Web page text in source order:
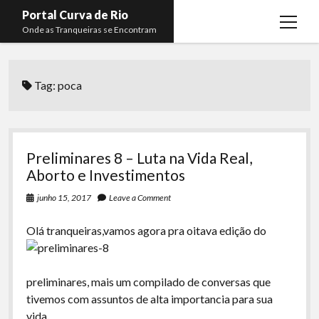
Portal Curva de Rio
Onde as Tranqueiras se Encontram
open
Curva de Rio
Komos
La Siesta Podcast
Rachão na Beira do RIo
Papo Tranqueira
Membros
Lucas Oliveira
Kaique Xavier
Rafael Almeida
Tag:poca
Preliminares 8 – Luta na Vida Real,
Aborto e Investimentos
junho 15, 2017 Leave a Comment
Olá tranqueiras,vamos agora pra oitava edição do
preliminares, mais um compilado de conversas que
tivemos com assuntos de alta importancia para sua
vida.